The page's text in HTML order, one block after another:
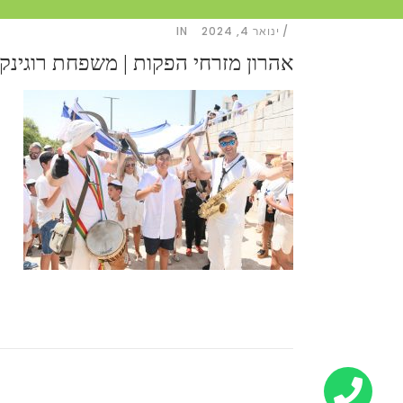
ינואר 4, 2024 IN
אהרון מזרחי הפקות | משפחת